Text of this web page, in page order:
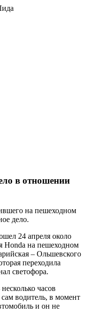
в отношении
на пешеходном
дело.
24 апреля около
Honda на пешеходном
– Ольшевского
переходила
светофора.
часов
сам водитель, в момент
и он не